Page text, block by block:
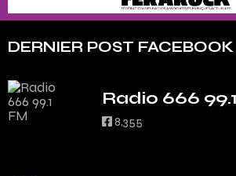
DERNIER POST FACEBOOK
Radio 666
8,355